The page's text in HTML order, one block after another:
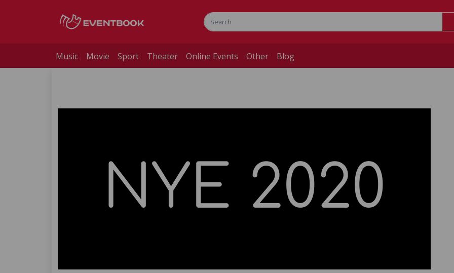
Music Movie Sport Theater Online Events Other Blog